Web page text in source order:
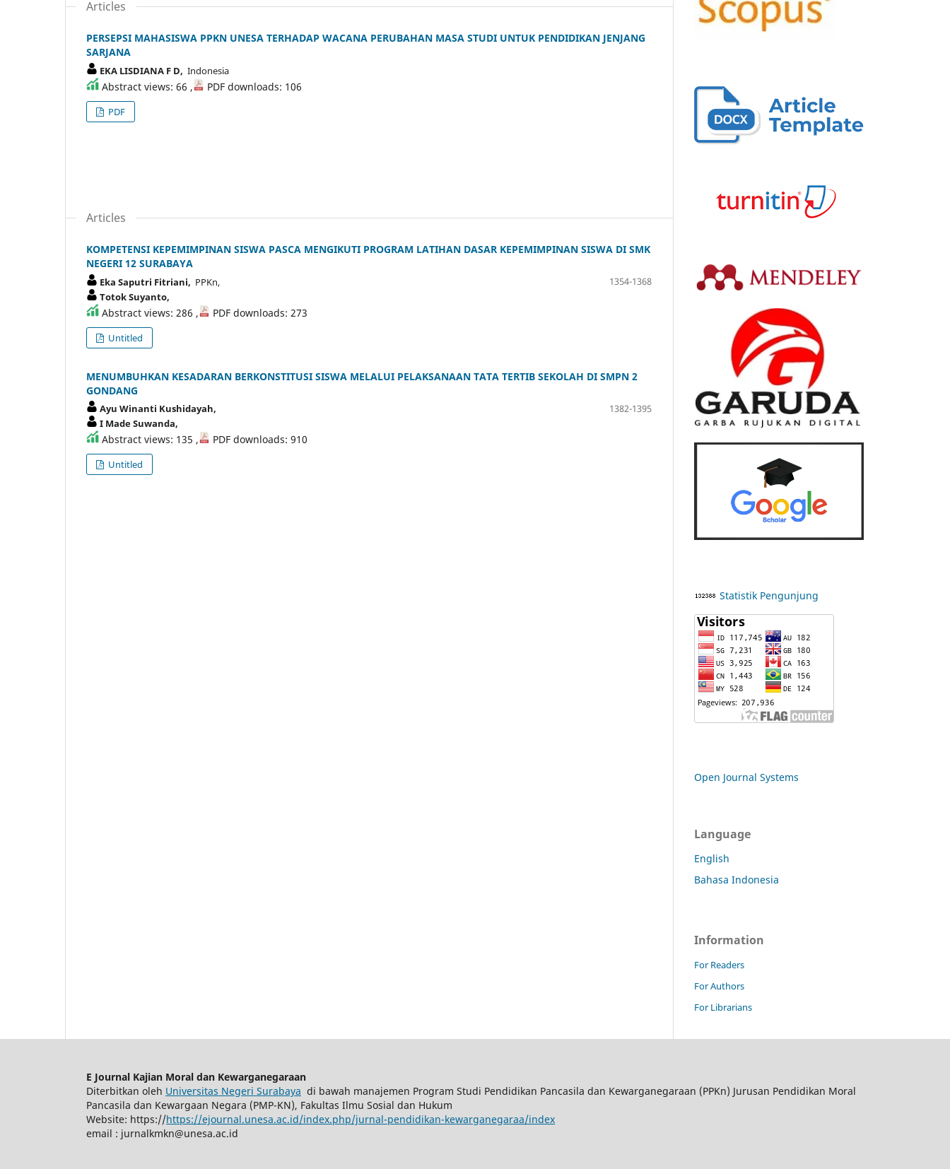
Articles
PERSEPSI MAHASISWA PPKN UNESA TERHADAP WACANA PERUBAHAN MASA STUDI UNTUK PENDIDIKAN JENJANG
SARJANA
EKA LISDIANA F D, Indonesia
Abstract views: 66 , PDF downloads: 106
PDF
Articles
KOMPETENSI KEPEMIMPINAN SISWA PASCA MENGIKUTI PROGRAM LATIHAN DASAR KEPEMIMPINAN SISWA DI SMK
NEGERI 12 SURABAYA
Eka Saputri Fitriani, PPKn,
Totok Suyanto,
1354-1368
Abstract views: 286 , PDF downloads: 273
Untitled
MENUMBUHKAN KESADARAN BERKONSTITUSI SISWA MELALUI PELAKSANAAN TATA TERTIB SEKOLAH DI SMPN 2
GONDANG
Ayu Winanti Kushidayah,
I Made Suwanda,
1382-1395
Abstract views: 135 , PDF downloads: 910
Untitled
Statistik Pengunjung
Open Journal Systems
Language
English
Bahasa Indonesia
Information
For Readers
For Authors
For Librarians
E Journal Kajian Moral dan Kewarganegaraan
Diterbitkan oleh Universitas Negeri Surabaya di bawah manajemen Program Studi Pendidikan Pancasila dan Kewarganegaraan (PPKn) Jurusan Pendidikan Moral
Pancasila dan Kewargaan Negara (PMP-KN), Fakultas Ilmu Sosial dan Hukum
Website: https://https://ejournal.unesa.ac.id/index.php/jurnal-pendidikan-kewarganegaraa/index
email : jurnalkmkn@unesa.ac.id